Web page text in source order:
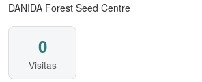
DANIDA Forest Seed Centre
0
Visitas